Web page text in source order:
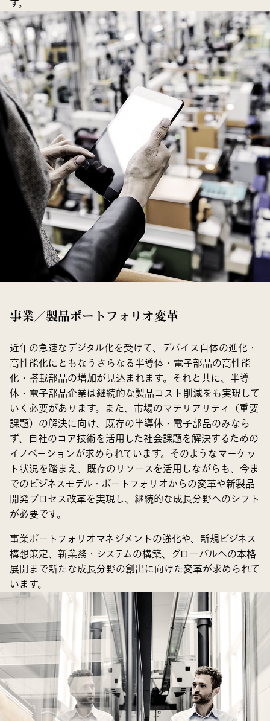
す。
事業／製品ポートフォリオ変革
近年の急速なデジタル化を受けて、デバイス自体の進化・
高性能化にともなうさらなる半導体・電子部品の高性能
化・搭載部品の増加が見込まれます。それと共に、半導
体・電子部品企業は継続的な製品コスト削減をも実現して
いく必要があります。また、市場のマテリアリティ（重要
課題）の解決に向け、既存の半導体・電子部品のみなら
ず、自社のコア技術を活用した社会課題を解決するための
イノベーションが求められています。そのようなマーケッ
ト状況を踏まえ、既存のリソースを活用しながらも、今ま
でのビジネスモデル・ポートフォリオからの変革や新製品
開発プロセス改革を実現し、継続的な成長分野へのシフト
が必要です。
事業ポートフォリオマネジメントの強化や、新規ビジネス
構想策定、新業務・システムの構築、グローバルへの本格
展開まで新たな成長分野の創出に向けた変革が求められて
います。